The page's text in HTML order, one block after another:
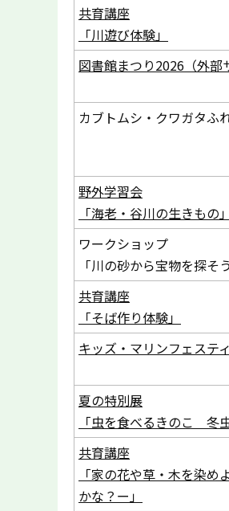
共育講座
「川遊び体験」
図書館まつり2026（外部
カブトムシ・クワガタふ
野外学習会
「海老・谷川の生きもの」
ワークショップ
「川の砂から宝物を探そう
共育講座
「そば作り体験」
キッズ・マリンフェステ
夏の特別展
「虫を食べるきのこ 冬
共育講座
「家の花や草・木を染
かな？ー」